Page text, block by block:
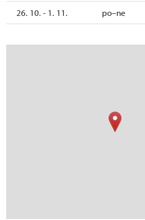
26. 10. - 1. 11. po–ne